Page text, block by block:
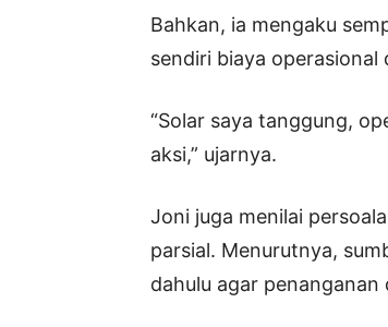
Bahkan, ia mengaku
sendiri biaya
“Solar saya tanggung,
aksi,” ujarnya.
Joni juga menilai
parsial. Menurutnya,
dahulu agar